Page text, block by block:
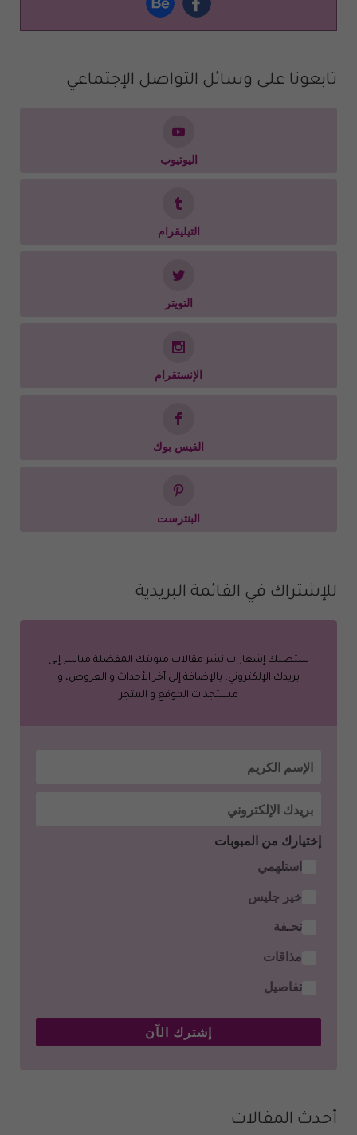
تابعونا على وسائل التواصل الإجتماعي
اليوتيوب
التيليقرام
التويتر
الإنستقرام
الفيس بوك
البنترست
للإشتراك في القائمة البريدية
ستصلك إشعارات نشر مقالات مبوبتك المفضلة مباشر إلى
بريدك الإلكتروني، بالإضافة إلى آخر الأحداث و العروض، و
مستجدات الموقع و المتجر
إختيارك من المبوبات
استلهمي
خير جليس
تحـفة
مذاقات
تفاصيل
إشترك الآن
أحدث المقالات